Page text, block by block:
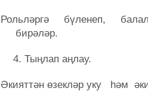
Рольләргә бүленеп,
бирәләр.
Тыңлап аңлау.
Әкияттән өзекләр уку һәм